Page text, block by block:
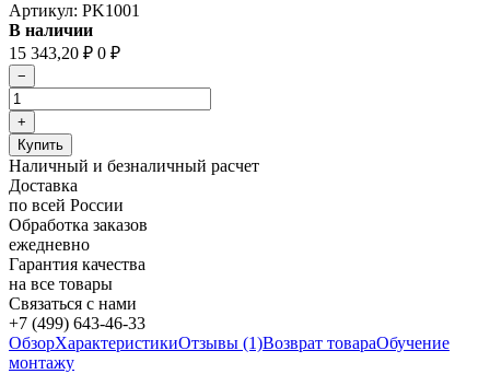
Артикул: PK1001
В наличии
15 343,20 ₽ 0 ₽
Наличный и безналичный расчет
Доставка
по всей России
Обработка заказов
ежедневно
Гарантия качества
на все товары
Связаться с нами
+7 (499) 643-46-33
ОбзорХарактеристикиОтзывы (1)Возврат товараОбучение
монтажу